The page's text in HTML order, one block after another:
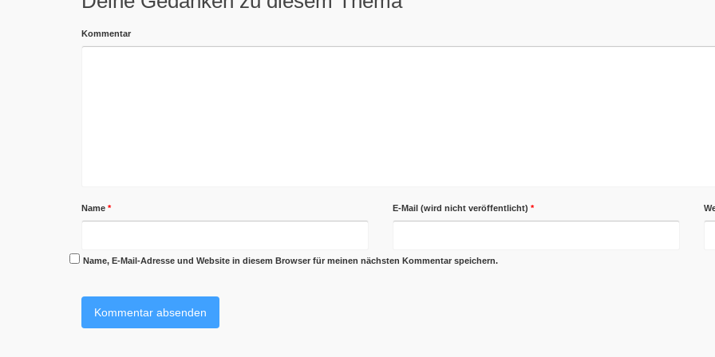
Kommentar
Name * E-Mail (wird nicht veröffentlicht) *
Name, E-Mail-Adresse und Website in diesem Browser für meinen nächsten Kommentar speichern.